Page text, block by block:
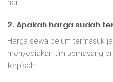
hari.
2. Apakah harga sudah
Harga sewa belum termasuk
menyediakan tim pemasang
terpisah.